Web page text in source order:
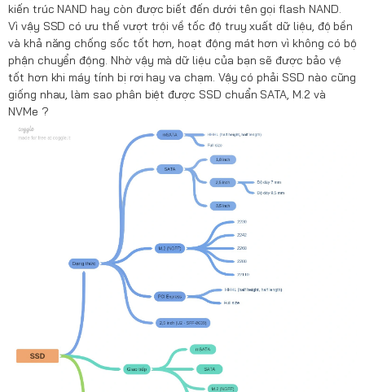
kiến trúc NAND hay còn được biết đến dưới tên gọi flash NAND.
Vì vậy SSD có ưu thế vượt trội về tốc độ truy xuất dữ liệu, độ bền
và khả năng chống sốc tốt hơn, hoạt động mát hơn vì không có bộ
phận chuyển động. Nhờ vậy mà dữ liệu của bạn sẽ được bảo vệ
tốt hơn khi máy tính bị rơi hay va chạm. Vậy có phải SSD nào cũng
giống nhau, làm sao phân biệt được SSD chuẩn SATA, M.2 và
NVMe ?